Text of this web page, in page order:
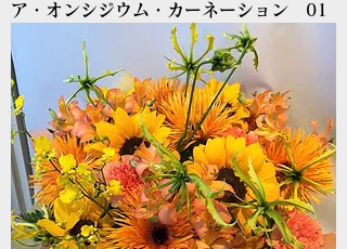
ア・オンシジウム・カーネーション 01